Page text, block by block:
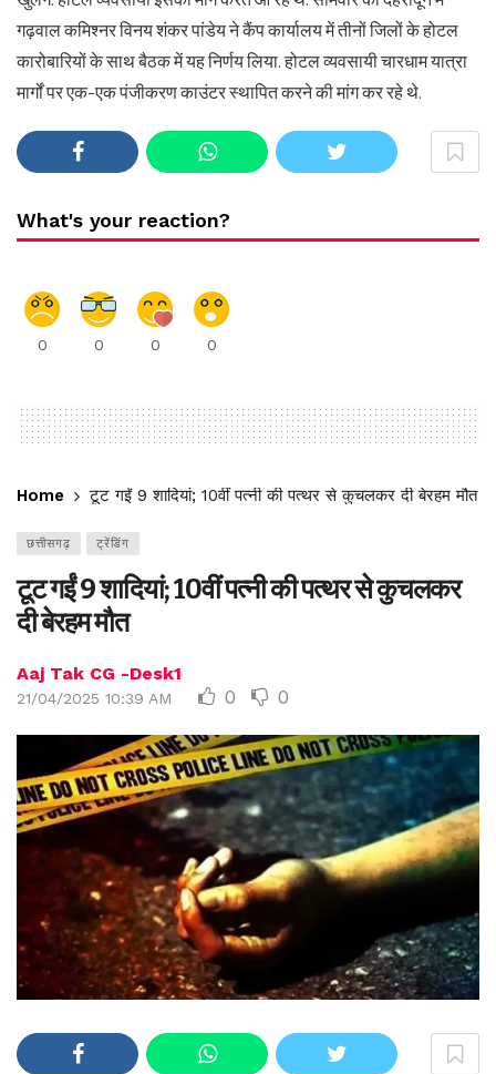
गढ़वाल कमिश्नर विनय शंकर पांडेय ने कैंप कार्यालय में तीनों जिलों के होटल
कारोबारियों के साथ बैठक में यह निर्णय लिया. होटल व्यवसायी चारधाम यात्रा
मार्गों पर एक-एक पंजीकरण काउंटर स्थापित करने की मांग कर रहे थे.
What's your reaction?
0 0 0 0
Home टूट गईं 9 शादियां; 10वीं पत्नी की पत्थर से कुचलकर दी बेरहम मौत
छत्तीसगढ़ ट्रेंडिंग
टूट गईं 9 शादियां; 10वीं पत्नी की पत्थर से कुचलकर
दी बेरहम मौत
Aaj Tak CG -Desk1
21/04/2025 10:39 AM 0 0